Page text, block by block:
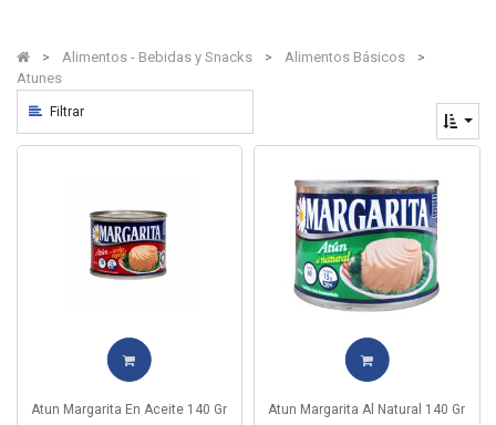
Alimentos - Bebidas y Snacks
Alimentos Básicos
Atunes
Filtrar
Atun Margarita En Aceite 140 Gr Atun Margarita Al Natural 140 Gr